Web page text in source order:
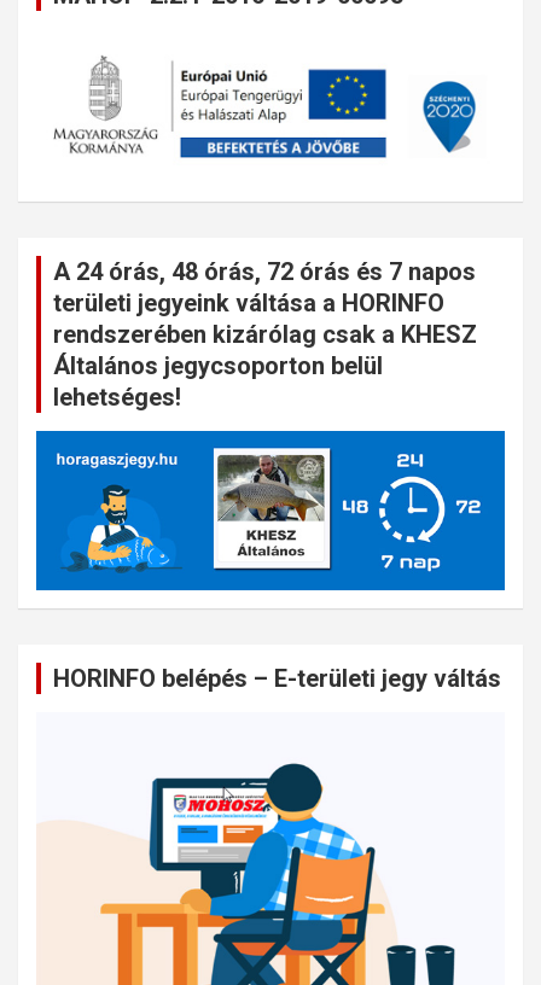
A 24 órás, 48 órás, 72 órás és 7 napos
területi jegyeink váltása a HORINFO
rendszerében kizárólag csak a KHESZ
Általános jegycsoporton belül
lehetséges!
HORINFO belépés – E-területi jegy váltás